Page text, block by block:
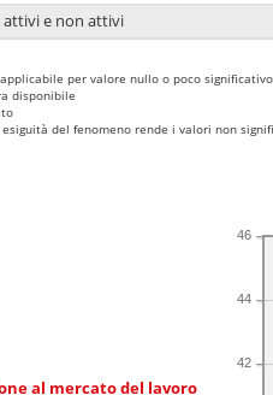
attivi e non attivi
per valore nullo o poco
disponibile
esiguità del fenomeno rende i valori non
al mercato del lavoro
42
44
46